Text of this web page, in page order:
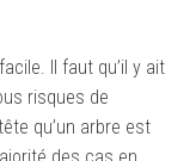
Il faut qu’il y ait
risques de
qu’un arbre est